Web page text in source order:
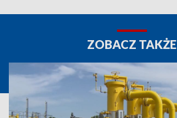
ZOBACZ TAKŻE